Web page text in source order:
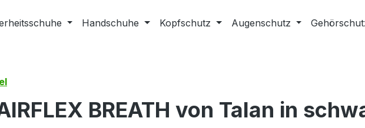
Handschuhe Kopfschutz Augenschutz
BREATH von Talan in